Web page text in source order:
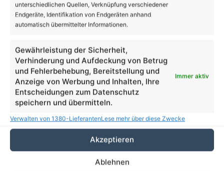
unterschiedlichen Quellen, Verknüpfung verschiedener
Endgeräte, Identifikation von Endgeräten anhand
automatisch übermittelter Informationen.
Gewährleistung der Sicherheit,
Verhinderung und Aufdeckung von Betrug
und Fehlerbehebung, Bereitstellung und
Anzeige von Werbung und Inhalten, Ihre
Entscheidungen zum Datenschutz
speichern und übermitteln.
Immer aktiv
Verwalten von 1380-LieferantenLese mehr über diese Zwecke
Akzeptieren
Ablehnen
Bürgerentscheid Bernau: Vorl. Endergebnis: JA zum
neuen Rathaus
Bernau einkehrt